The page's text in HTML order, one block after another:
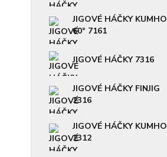
JIGOVÉ HÁČKY KUMHO
60° 7161
JIGOVÉ HÁČKY 7316
JIGOVÉ HÁČKY FINJIG
2316
JIGOVÉ HÁČKY KUMHO
2312